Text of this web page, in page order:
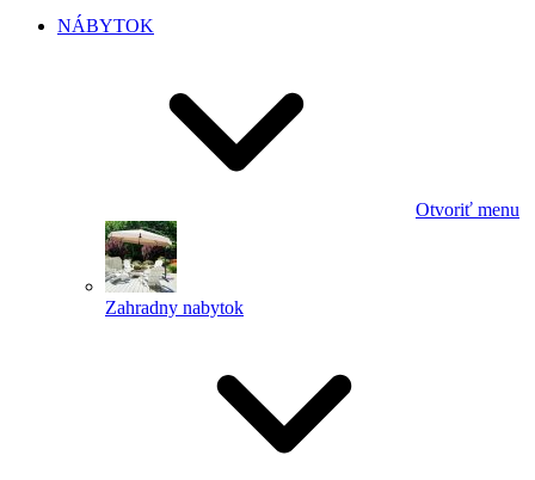
NÁBYTOK
Otvoriť menu
Zahradny nabytok